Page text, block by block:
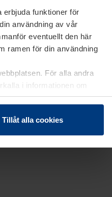
erbjuda funktioner för
användning av vår
eventuellt den här
ramen för din användning
För alla andra
i informationen om
Tillåt alla cookies